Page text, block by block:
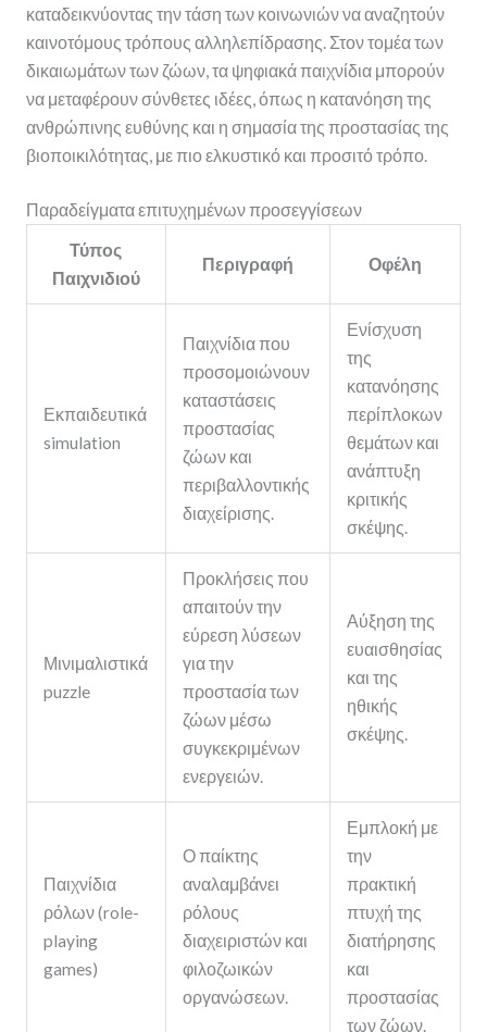
καταδεικνύοντας την τάση των κοινωνιών να αναζητούν
καινοτόμους τρόπους αλληλεπίδρασης. Στον τομέα των
δικαιωμάτων των ζώων, τα ψηφιακά παιχνίδια μπορούν
να μεταφέρουν σύνθετες ιδέες, όπως η κατανόηση της
ανθρώπινης ευθύνης και η σημασία της προστασίας της
βιοποικιλότητας, με πιο ελκυστικό και προσιτό τρόπο.
Παραδείγματα επιτυχημένων προσεγγίσεων
Τύπος
Παιχνιδιού
Περιγραφή Οφέλη
Εκπαιδευτικά
simulation
Παιχνίδια που
προσομοιώνουν
καταστάσεις
προστασίας
ζώων και
περιβαλλοντικής
διαχείρισης.
Ενίσχυση
της
κατανόησης
περίπλοκων
θεμάτων και
ανάπτυξη
κριτικής
σκέψης.
Μινιμαλιστικά
puzzle
Προκλήσεις που
απαιτούν την
εύρεση λύσεων
για την
προστασία των
ζώων μέσω
συγκεκριμένων
ενεργειών.
Αύξηση της
ευαισθησίας
και της
ηθικής
σκέψης.
Παιχνίδια
ρόλων (role-
playing
games)
Ο παίκτης
αναλαμβάνει
ρόλους
διαχειριστών και
φιλοζωικών
οργανώσεων.
Εμπλοκή με
την
πρακτική
πτυχή της
διατήρησης
και
προστασίας
των ζώων.